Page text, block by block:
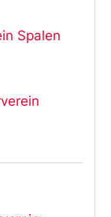
Spalen